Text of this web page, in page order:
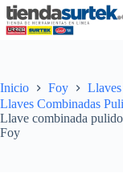
Saltar
al
contenido
Inicio Foy
Llaves
Llaves Combinadas
Llave combinada
Foy